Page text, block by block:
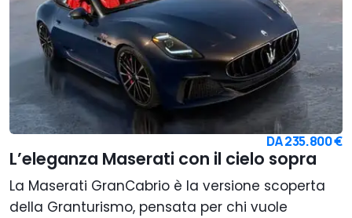
DA235.800 €
L’eleganza Maserati con il cielo sopra
La Maserati GranCabrio è la versione scoperta
della Granturismo, pensata per chi vuole